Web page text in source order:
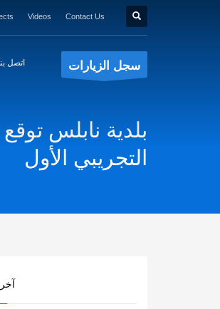
Videos Contact Us
اتصل سجل الزيارات
بلدية نابلس
التجريبي الأول
آخر